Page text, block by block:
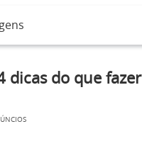
dicas do que fazer